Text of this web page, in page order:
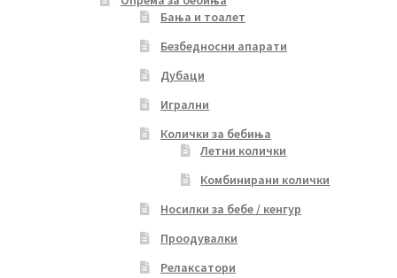
Бања и тоалет
Безбедносни апарати
Дубаци
Игрални
Колички за бебиња
Летни колички
Комбинирани колички
Носилки за бебе / кенгур
Проодувалки
Релаксатори